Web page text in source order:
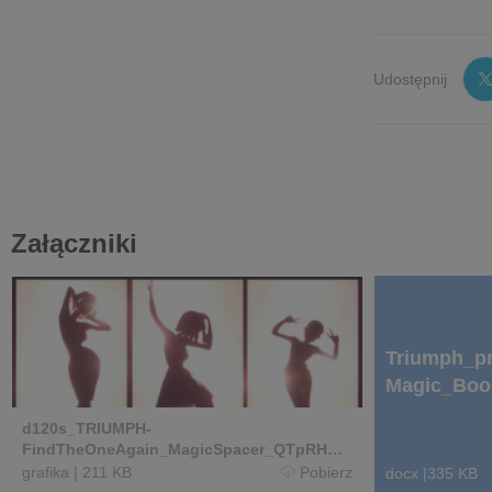
Udostępnij
Załączniki
d120s_TRIUMPH-
FindTheOneAgain_MagicSpacer_QTpRHQ.0
0_01_27_01.Still062_copy.jpg
grafika | 211 KB Pobierz docx |335 KB